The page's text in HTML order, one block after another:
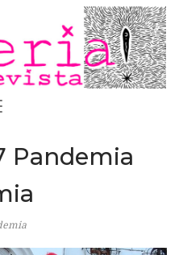
Pandemia